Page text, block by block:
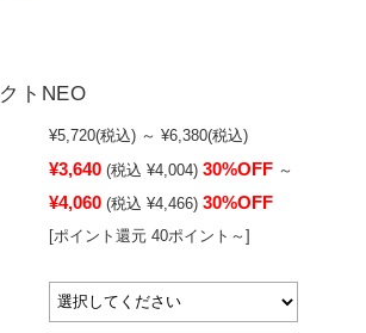
トNEO
¥5,720(税込) ～ ¥6,380(税込)
¥3,640 (税込 ¥4,004) 30%OFF ～
¥4,060 (税込 ¥4,466) 30%OFF
[ポイント還元 40ポイント～]